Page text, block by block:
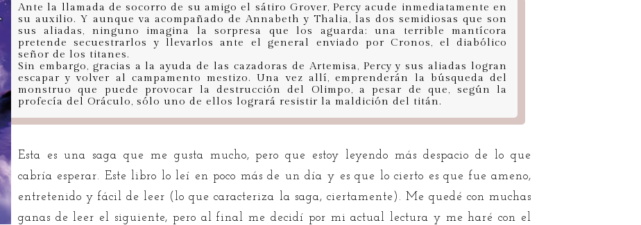
Ante la llamada de socorro de su amigo el sátiro Grover, Percy acude inmediatamente en
su auxilio. Y aunque va acompañado de Annabeth y Thalia, las dos semidiosas que son
sus aliadas, ninguno imagina la sorpresa que los aguarda: una terrible mantícora
pretende secuestrarlos y llevarlos ante el general enviado por Cronos, el diabólico
señor de los titanes.
Sin embargo, gracias a la ayuda de las cazadoras de Artemisa, Percy y sus aliadas logran
escapar y volver al campamento mestizo. Una vez allí, emprenderán la búsqueda del
monstruo que puede provocar la destrucción del Olimpo, a pesar de que, según la
profecía del Oráculo, sólo uno de ellos logrará resistir la maldición del titán.
Esta es una saga que me gusta mucho, pero que estoy leyendo más despacio de lo que
cabría esperar. Este libro lo leí en poco más de un día y es que lo cierto es que fue ameno,
entretenido y fácil de leer (lo que caracteriza la saga, ciertamente). Me quedé con muchas
ganas de leer el siguiente, pero al final me decidí por mi actual lectura y me haré con el